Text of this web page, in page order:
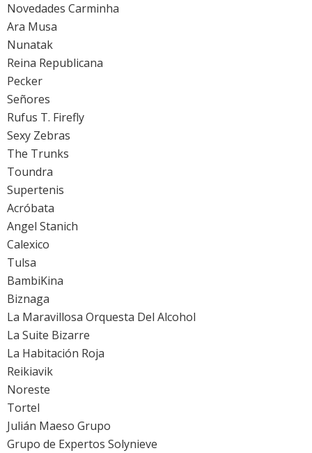
Novedades Carminha
Ara Musa
Nunatak
Reina Republicana
Pecker
Señores
Rufus T. Firefly
Sexy Zebras
The Trunks
Toundra
Supertenis
Acróbata
Angel Stanich
Calexico
Tulsa
BambiKina
Biznaga
La Maravillosa Orquesta Del Alcohol
La Suite Bizarre
La Habitación Roja
Reikiavik
Noreste
Tortel
Julián Maeso Grupo
Grupo de Expertos Solynieve